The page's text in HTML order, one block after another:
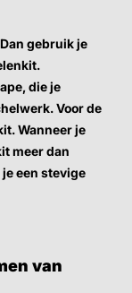
gebruik je
die je
Voor de
Wanneer je
meer dan
een stevige
van